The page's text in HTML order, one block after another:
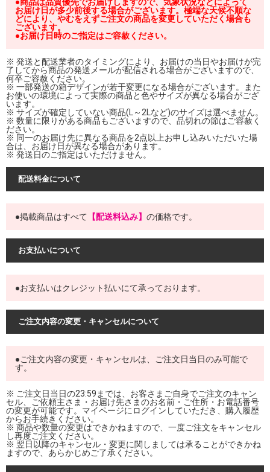
お届け日が多少前後する場合がございます。極端な天候不順な
どにより、やむをえずご注文の商品を変更していただく場合も
ございます。
●お届け日時のご指定はご容赦ください。
※ 発送と配送業者のタイミングにより、お届けの当日やお届けが完
了してから商品の発送メールが配信される場合がございますので、
何卒ご容赦ください。
※ 一部発送の箱デザインが若干変更になる場合がございます。また
お使いの環境によって実際の商品と色やサイズが異なる場合がござ
います。
※ サイズが確定していない商品(L～2Lなど)のサイズは選べません。
※ 数量に限りがある商品もございますので、品切れの節はご容赦く
ださい。
※ 同一のお届け先に異なる商品を2点以上お申し込みいただいた場
合は、お届け日が異なる場合があります。
※ 発送日のご指定はいただけません。
配送料金について
●掲載商品はすべて 【配送料込み】 の価格です。
お支払いについて
●お支払いはクレジット払いにて承っております。
ご注文内容の変更・キャンセルについて
●ご注文内容の変更・キャンセルは、ご注文日当日のみ可能で
す。
※ ご注文日当日の23:59までは、お客さまご自身でご注文のキャン
セル、ご依頼主さま・お届け先さまのお名前・ご住所・お電話番号
の変更が可能です。マイページにログインしていただき、購入履歴
からお手続きください。
※ 商品や数量の変更はできかねますので、一度ご注文をキャンセル
し再度ご注文ください。
※ 翌日以降のキャンセル・変更に関しましては承ることができかね
ますので、あらかじめご了承ください。